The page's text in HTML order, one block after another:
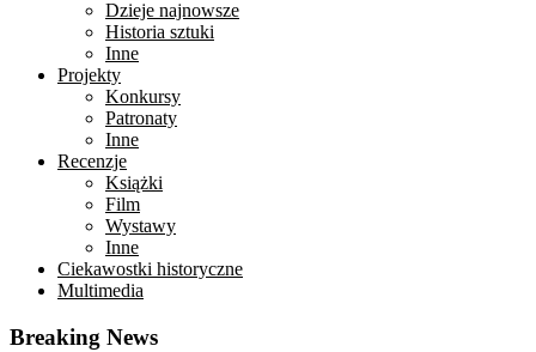
Dzieje najnowsze
Historia sztuki
Inne
Projekty
Konkursy
Patronaty
Inne
Recenzje
Książki
Film
Wystawy
Inne
Ciekawostki historyczne
Multimedia
Breaking News